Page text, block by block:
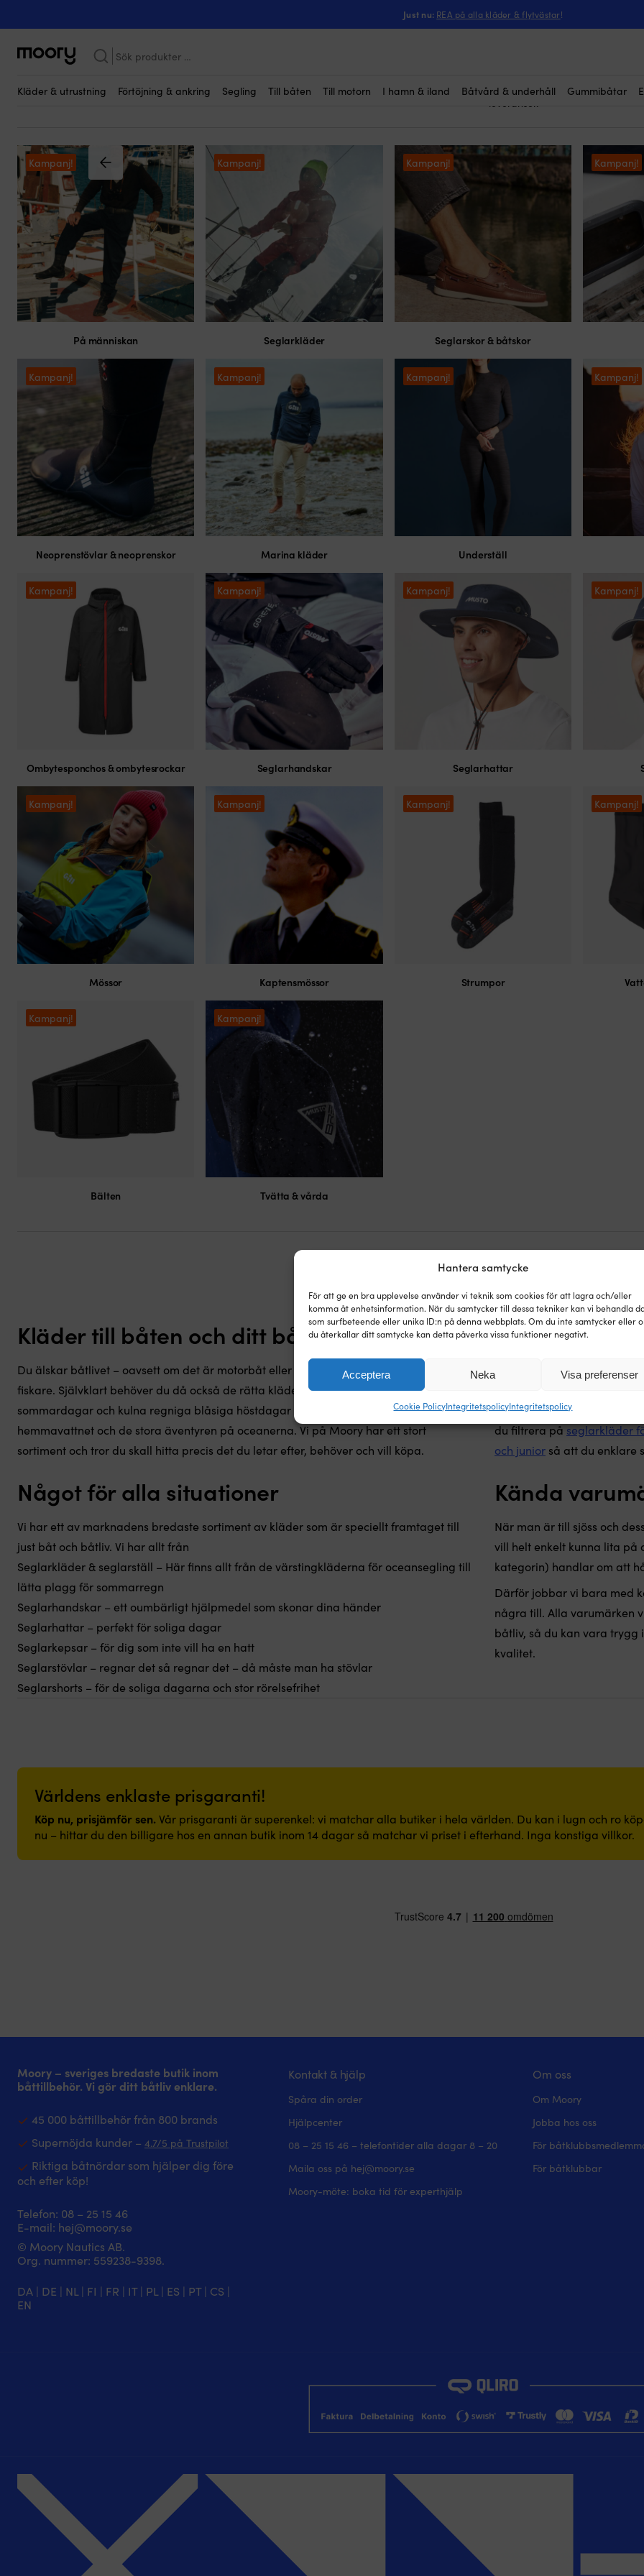
Hantera samtycke
För att ge en bra upplevelse använder vi teknik som cookies för att lagra och/eller
komma åt enhetsinformation. När du samtycker till dessa tekniker kan vi behandla
som surfbeteende eller unika ID:n på denna webbplats. Om du inte samtycker eller
du återkallar ditt samtycke kan detta påverka vissa funktioner negativt.
Acceptera Neka Visa preferenser
Cookie PolicyIntegritetspolicyIntegritetspolicy
Just nu: REA på alla kläder & flytvästar!
Sök
efter:
Kläder & utrustning Förtöjning & ankring Segling Till båten Till motorn I hamn & iland Båtvård & underhåll Gummibåtar
Kläder (1225)
Att köpa rättkläderär bland
de fina, varma & soliga
Marine plus några okända.
leveranser.
På människan
Kampanj!
Seglarkläder
Kampanj!
Seglarskor & båtskor
Kampanj! Kampanj!
Neoprenstövlar & neoprenskor
Kampanj!
Marina kläder
Kampanj!
Underställ
Kampanj! Kampanj!
Ombytesponchos & ombytesrockar
Kampanj!
Seglarhandskar
Kampanj!
Seglarhattar
Kampanj! Kampanj!
Mössor
Kampanj!
Kaptensmössor
Kampanj!
Strumpor
Kampanj! Kampanj!
Bälten
Kampanj!
Tvätta & vårda
Kampanj!
Kläder till båten och ditt båtliv
Du älskar båtlivet – oavsett om det är motorbåt eller segelbåt eller du kanske är
fiskare. Självklart behöver du då också de rätta kläderna. Det gäller både soliga
sommardagar och kulna regniga blåsiga höstdagar – eller på den minsta seglatsen i
hemmavattnet och de stora äventyren på oceanerna. Vi på Moory har ett stort
sortiment och tror du skall hitta precis det du letar efter, behöver och vill köpa.
Något för alla situationer
Vi har ett av marknadens bredaste sortiment av kläder som är speciellt framtaget till
just båt och båtliv. Vi har allt från
Seglarkläder & seglarställ – Här finns allt från de värstingkläderna för oceansegling till
lätta plagg för sommarregn
Seglarhandskar – ett oumbärligt hjälpmedel som skonar dina händer
Seglarhattar – perfekt för soliga dagar
Seglarkepsar – för dig som inte vill ha en hatt
Seglarstövlar – regnar det så regnar det – då måste man ha stövlar
Seglarshorts – för de soliga dagarna och stor rörelsefrihet
Seglarskor – bästa
Jackor, tröjor och
Modeller för
Vi säljer kläder som passar
du filtrera på seglarkläder
och junior så att du enklare
Kända
När man är till sjöss och
vill helt enkelt kunna lita
kategorin) handlar om att
Därför jobbar vi bara med
några till. Alla varumärken
båtliv, så du kan vara trygg
kvalitet.
Världens enklaste prisgaranti!
Köp nu, prisjämför sen.Vår prisgaranti är superenkel: vi matchar alla butiker i hela världen. Du kan i lugn och ro
nu – hittar du den billigare hos en annan butik inom 14 dagar så matchar vi priset i efterhand. Inga konstiga villkor.
Moory – sveriges bredaste butik inom
båttillbehör. Vi gör ditt båtliv enklare.
45 000 båttillbehör från 800 brands
Supernöjda kunder – 4.7/5 på Trustpilot
Riktiga båtnördar som hjälper dig före
och efter köp!
Telefon: 08 – 25 15 46
E-mail: hej@moory.se
© Moory Nautics AB.
Org. nummer: 5‍59238-9398.
DA | DE | NL | FI | FR | IT| PL | ES | PT| CS |
EN
Kontakt & hjälp
Spåra din order
Hjälpcenter
08 – 25 15 46 – telefontider alla dagar 8 – 20
Maila oss på hej@moory.se
Moory-möte: boka tid för experthjälp
Om oss
Om Moory
Jobba hos oss
För
För båtklubbar